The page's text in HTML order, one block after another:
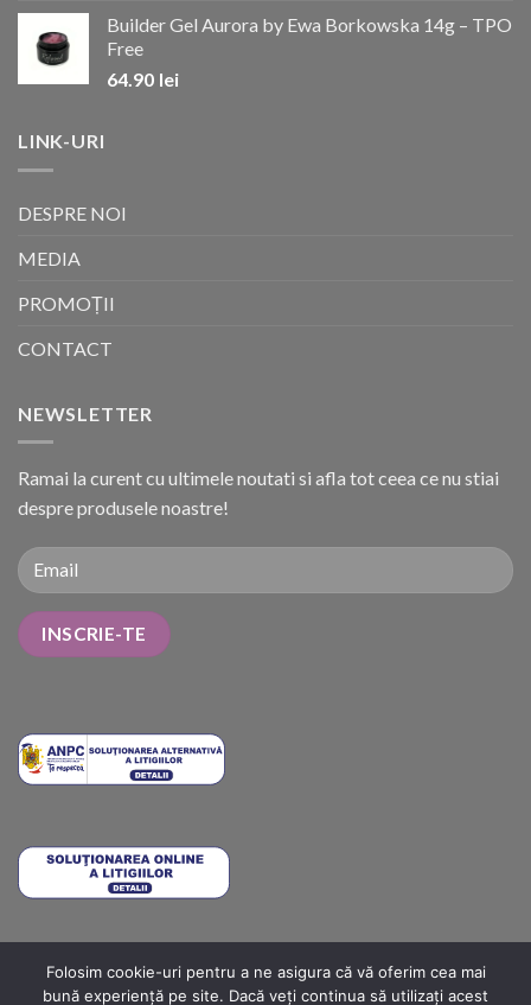
Builder Gel Aurora by Ewa Borkowska 14g – TPO
Free
64.90 lei
LINK-URI
DESPRE NOI
MEDIA
PROMOȚII
CONTACT
NEWSLETTER
Ramai la curent cu ultimele noutati si afla tot ceea ce nu stiai
despre produsele noastre!
METODE DE PLATĂ COSTURI DE LIVRARE
TERMENI ȘI CONDIȚII
POLITICA DE RETUR
ANPC ANPC SOLUTIONARE ANPC – SAL
Folosim cookie-uri pentru a ne asigura că vă oferim cea mai
bună experiență pe site. Dacă veți continua să utilizați acest